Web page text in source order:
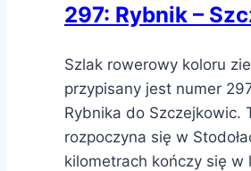
297: Rybnik –
Szlak rowerowy koloru
przypisany jest numer
Rybnika do Szczejkowic.
rozpoczyna się w
kilometrach kończy się w